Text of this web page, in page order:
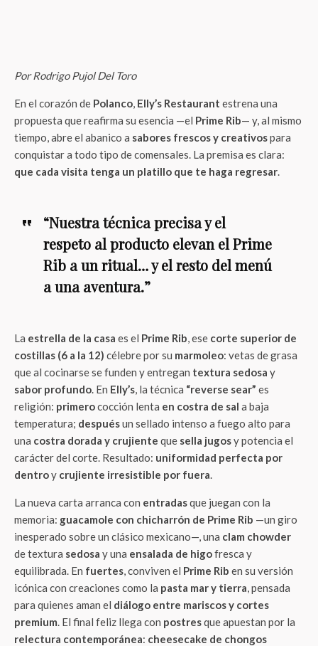
Por Rodrigo Pujol Del Toro
En el corazón de Polanco, Elly’s Restaurant estrena una
propuesta que reafirma su esencia —el Prime Rib— y, al mismo
tiempo, abre el abanico a sabores frescos y creativospara
conquistar a todo tipo de comensales. La premisa es clara:
que cada visita tenga un platillo que te haga regresar.
“Nuestra técnica precisa y el
respeto al producto elevan el Prime
Rib a un ritual… y el resto del menú
a una aventura.”
La estrella de la casa es el Prime Rib, ese corte superior de
costillas (6 a la 12) célebre por su marmoleo: vetas de grasa
que al cocinarse se funden y entregan textura sedosa y
sabor profundo. En Elly’s, la técnica “reverse sear” es
religión: primerococción lenta en costra de sal a baja
temperatura; despuésun sellado intenso a fuego alto para
una costra dorada y crujiente que sella jugosy potencia el
carácter del corte. Resultado: uniformidad perfecta por
dentroy crujiente irresistible por fuera.
La nueva carta arranca con entradasque juegan con la
memoria: guacamole con chicharrón de Prime Rib —un giro
inesperado sobre un clásico mexicano—, una clam chowder
de textura sedosa y una ensalada de higofresca y
equilibrada. En fuertes, conviven el Prime Rib en su versión
icónica con creaciones como la pasta mar y tierra, pensada
para quienes aman el diálogo entre mariscos y cortes
premium. El final feliz llega con postresque apuestan por la
relectura contemporánea: cheesecake de chongos